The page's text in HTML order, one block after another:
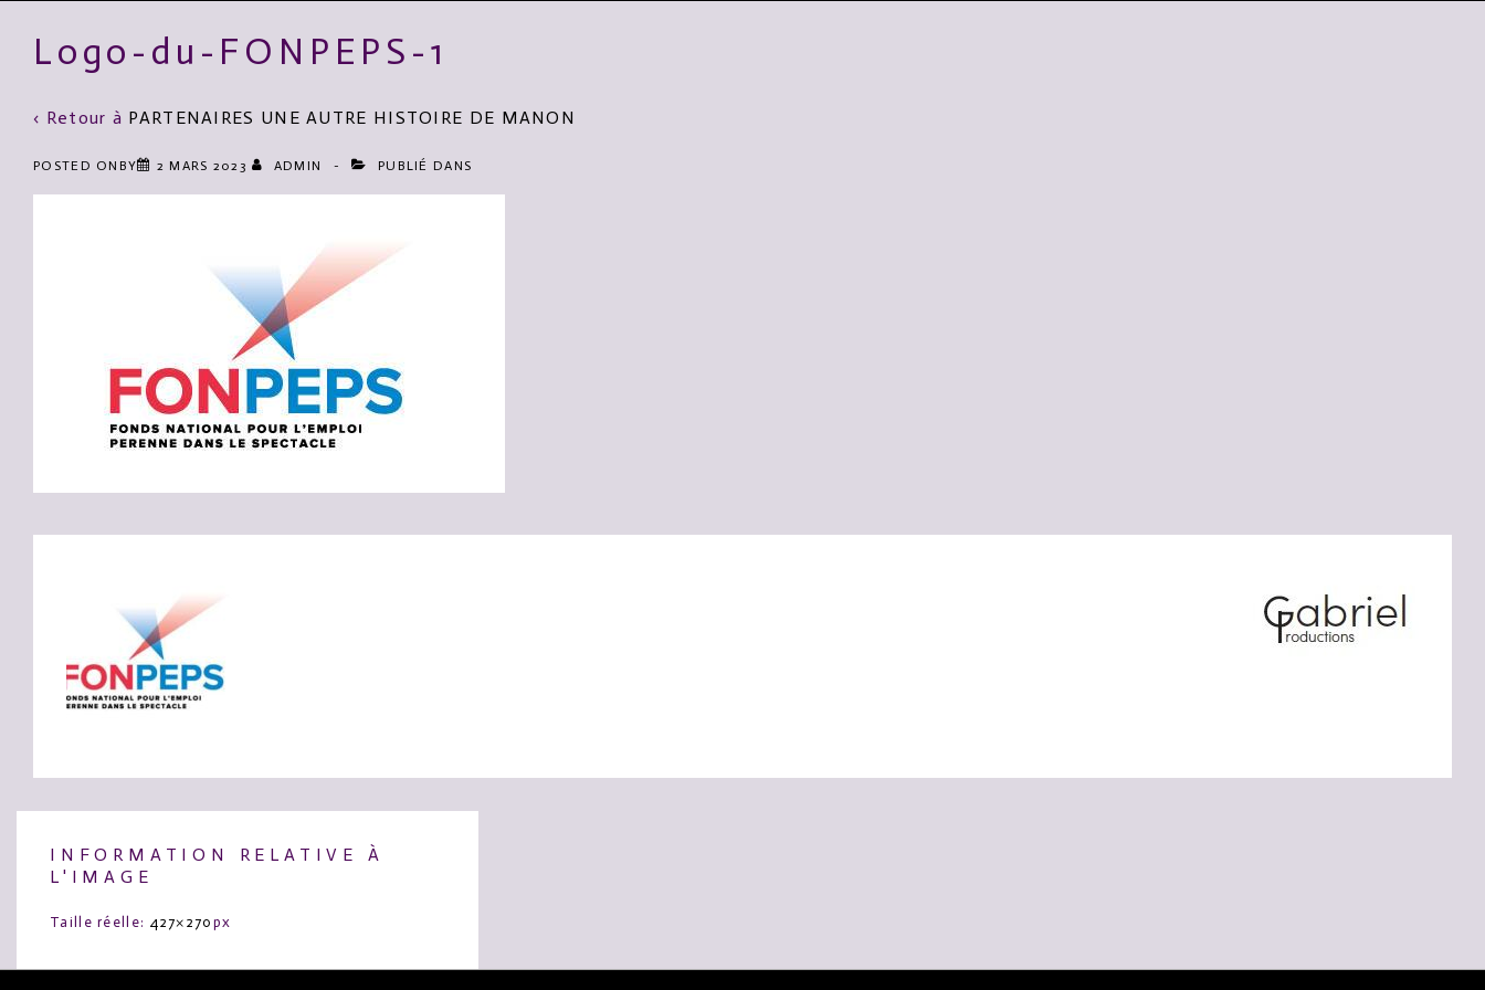
Logo-du-FONPEPS-1
‹ Retour à PARTENAIRES UNE AUTRE HISTOIRE DE MANON
POSTED ONBY 2 MARS 2023 ADMIN PUBLIÉ DANS
INFORMATION RELATIVE À
L'IMAGE
Taille réelle: 427×270 px